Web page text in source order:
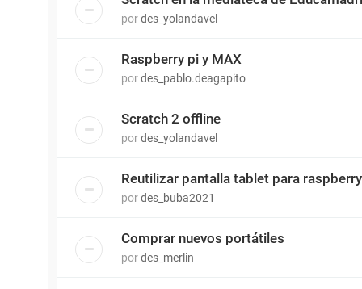
pordes_yolandavel
Raspberry pi y MAX
pordes_pablo.deagapito
Scratch 2 offline
pordes_yolandavel
Reutilizar pantalla tablet para raspberry
pordes_buba2021
Comprar nuevos portátiles
pordes_merlin